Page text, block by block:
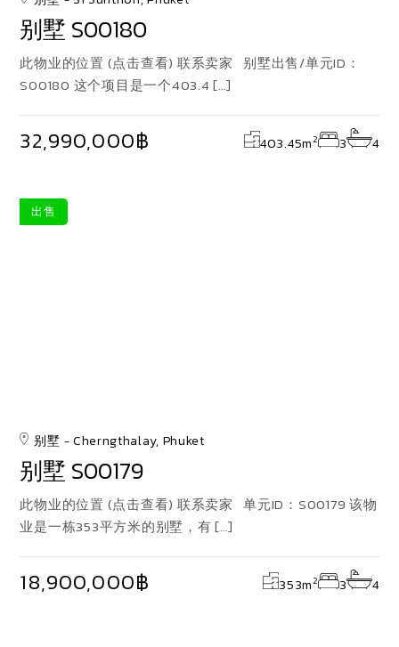
别墅 S00180
此物业的位置 (点击查看) 联系卖家 别墅出售/单元ID：
S00180 这个项目是一个403.4 […]
32,990,000฿ 403.45m 2 3 4
出售
别墅 Cherngthalay, Phuket
别墅 S00179
此物业的位置 (点击查看) 联系卖家 单元ID：S00179 该物
业是一栋353平方米的别墅，有 […]
18,900,000฿ 353m 2 3 4